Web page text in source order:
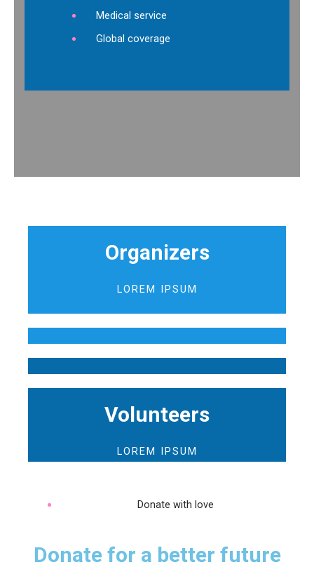
Medical service
Global coverage
Donate with love
Donate for a better future
Organizers
LOREM IPSUM
Volunteers
LOREM IPSUM